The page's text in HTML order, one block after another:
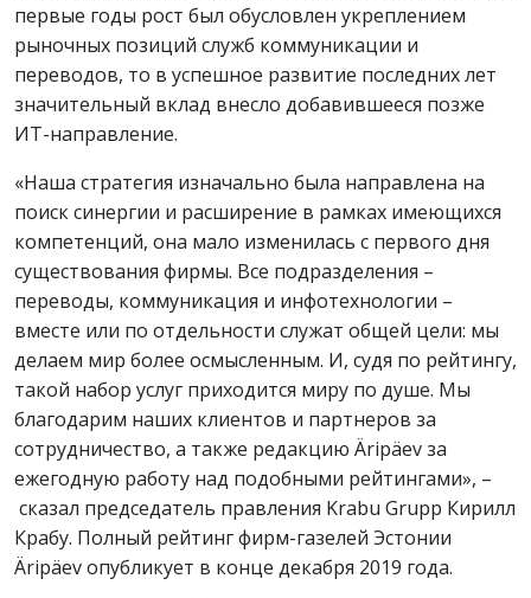
первые годы рост был обусловлен укреплением
рыночных позиций служб коммуникации и
переводов, то в успешное развитие последних лет
значительный вклад внесло добавившееся позже
ИТ-направление.
«Наша стратегия изначально была направлена на
поиск синергии и расширение в рамках имеющихся
компетенций, она мало изменилась с первого дня
существования фирмы. Все подразделения –
переводы, коммуникация и инфотехнологии –
вместе или по отдельности служат общей цели: мы
делаем мир более осмысленным. И, судя по рейтингу,
такой набор услуг приходится миру по душе. Мы
благодарим наших клиентов и партнеров за
сотрудничество, а также редакцию Äripäev за
ежегодную работу над подобными рейтингами», –
сказал председатель правления Krabu Grupp Кирилл
Крабу. Полный рейтинг фирм-газелей Эстонии
Äripäev опубликует в конце декабря 2019 года.